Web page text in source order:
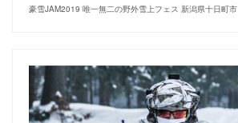
豪雪JAM2019 唯一無二の野外雪上フェス 新潟県十日町市